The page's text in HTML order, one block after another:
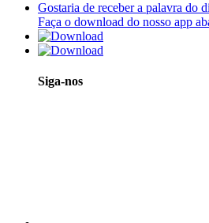
Gostaria de receber a palavra do
Faça o download do nosso app
Siga-nos